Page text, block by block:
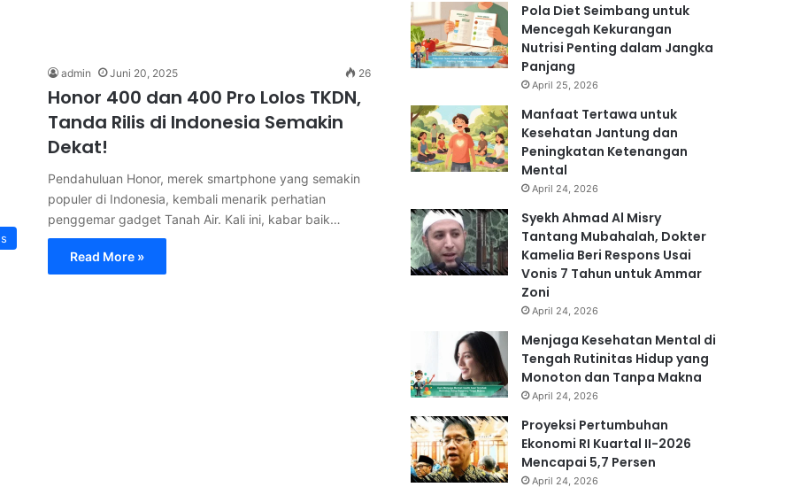
admin Juni 20, 2025 26
Honor 400 dan 400 Pro Lolos TKDN,
Tanda Rilis di Indonesia Semakin
Dekat!
Pendahuluan Honor, merek smartphone yang semakin
populer di Indonesia, kembali menarik perhatian
penggemar gadget Tanah Air. Kali ini, kabar baik…
Read More »
Pola Diet Seimbang untuk
Mencegah Kekurangan
Nutrisi Penting dalam Jangka
Panjang
April 25, 2026
Manfaat Tertawa untuk
Kesehatan Jantung dan
Peningkatan Ketenangan
Mental
April 24, 2026
Syekh Ahmad Al Misry
Tantang Mubahalah, Dokter
Kamelia Beri Respons Usai
Vonis 7 Tahun untuk Ammar
Zoni
April 24, 2026
Menjaga Kesehatan Mental di
Tengah Rutinitas Hidup yang
Monoton dan Tanpa Makna
April 24, 2026
Proyeksi Pertumbuhan
Ekonomi RI Kuartal II-2026
Mencapai 5,7 Persen
April 24, 2026